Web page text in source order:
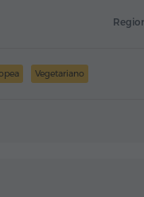
Vegetariano